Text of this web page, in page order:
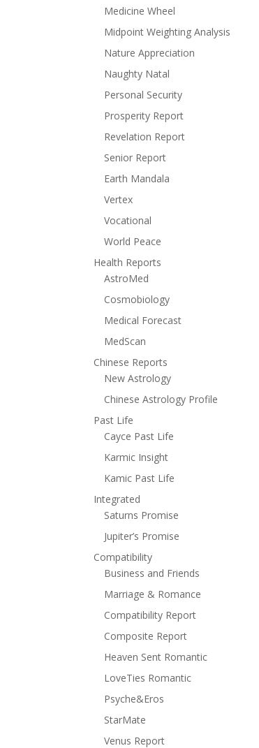
Medicine Wheel
Midpoint Weighting Analysis
Nature Appreciation
Naughty Natal
Personal Security
Prosperity Report
Revelation Report
Senior Report
Earth Mandala
Vertex
Vocational
World Peace
Health Reports
AstroMed
Cosmobiology
Medical Forecast
MedScan
Chinese Reports
New Astrology
Chinese Astrology Profile
Past Life
Cayce Past Life
Karmic Insight
Kamic Past Life
Integrated
Saturns Promise
Jupiter’s Promise
Compatibility
Business and Friends
Marriage & Romance
Compatibility Report
Composite Report
Heaven Sent Romantic
LoveTies Romantic
Psyche&Eros
StarMate
Venus Report